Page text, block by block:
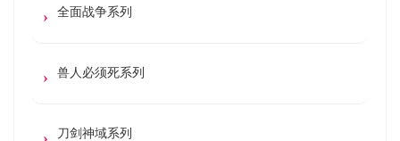
全面战争系列
兽人必须死系列
刀剑神域系列